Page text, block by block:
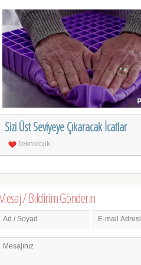
Sizi Üst Seviyeye Çıkaracak İcatlar
Teknolojik
/ Bildirim Gönderin
Ad / Soyad E-mail Adresi
Mesajınız